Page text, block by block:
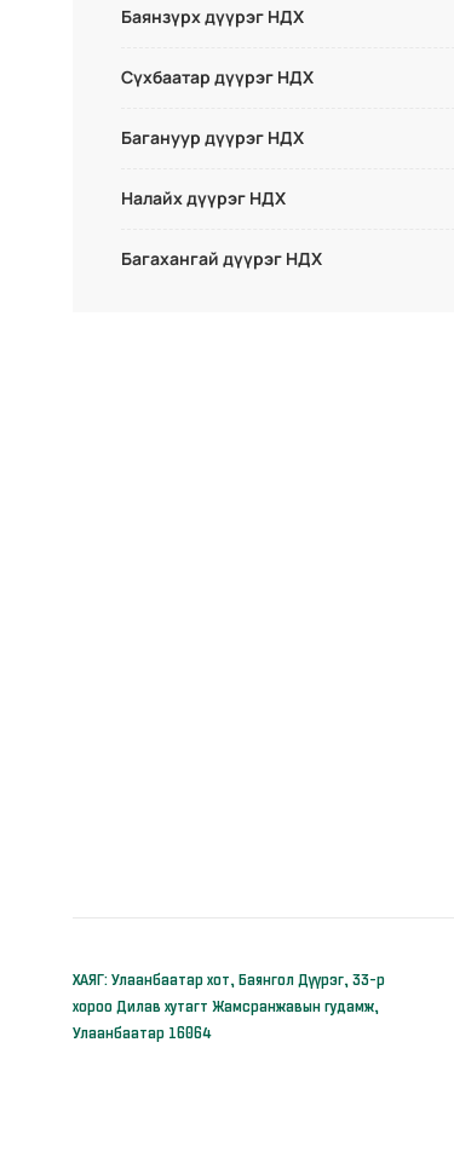
Баянзүрх дүүрэг НДХ
Сүхбаатар дүүрэг НДХ
Багануур дүүрэг НДХ
Налайх дүүрэг НДХ
Багахангай дүүрэг НДХ
ХАЯГ: Улаанбаатар хот, Баянгол Дүүрэг, 33-р
хороо Дилав хутагт Жамсранжавын гудамж,
Улаанбаатар 16064